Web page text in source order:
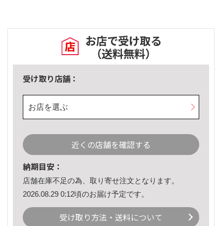
お店で受け取る
（送料無料）
受け取り店舗：
お店を選ぶ
近くの店舗を確認する
納期目安：
店舗在庫不足の為、取り寄せ注文となります。
2026.08.29 0:12頃のお届け予定です。
受け取り方法・送料について